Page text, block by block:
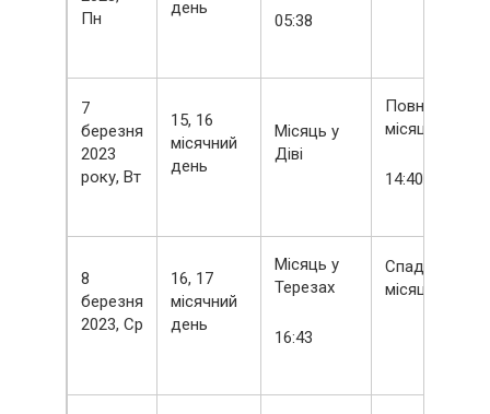
Пн
день
05:38
7
березня
2023
року, Вт
15, 16
місячний
день
Місяць у
Діві
Повний
місяць
14:40
8
березня
2023, Ср
16, 17
місячний
день
Місяць у
Терезах
16:43
Спадний
місяць